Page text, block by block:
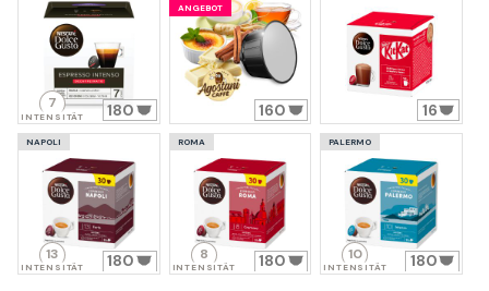
7
INTENSITÄT 180
ANGEBOT
160 16
NAPOLI
13
INTENSITÄT 180
ROMA
8
INTENSITÄT 180
PALERMO
10
INTENSITÄT 180